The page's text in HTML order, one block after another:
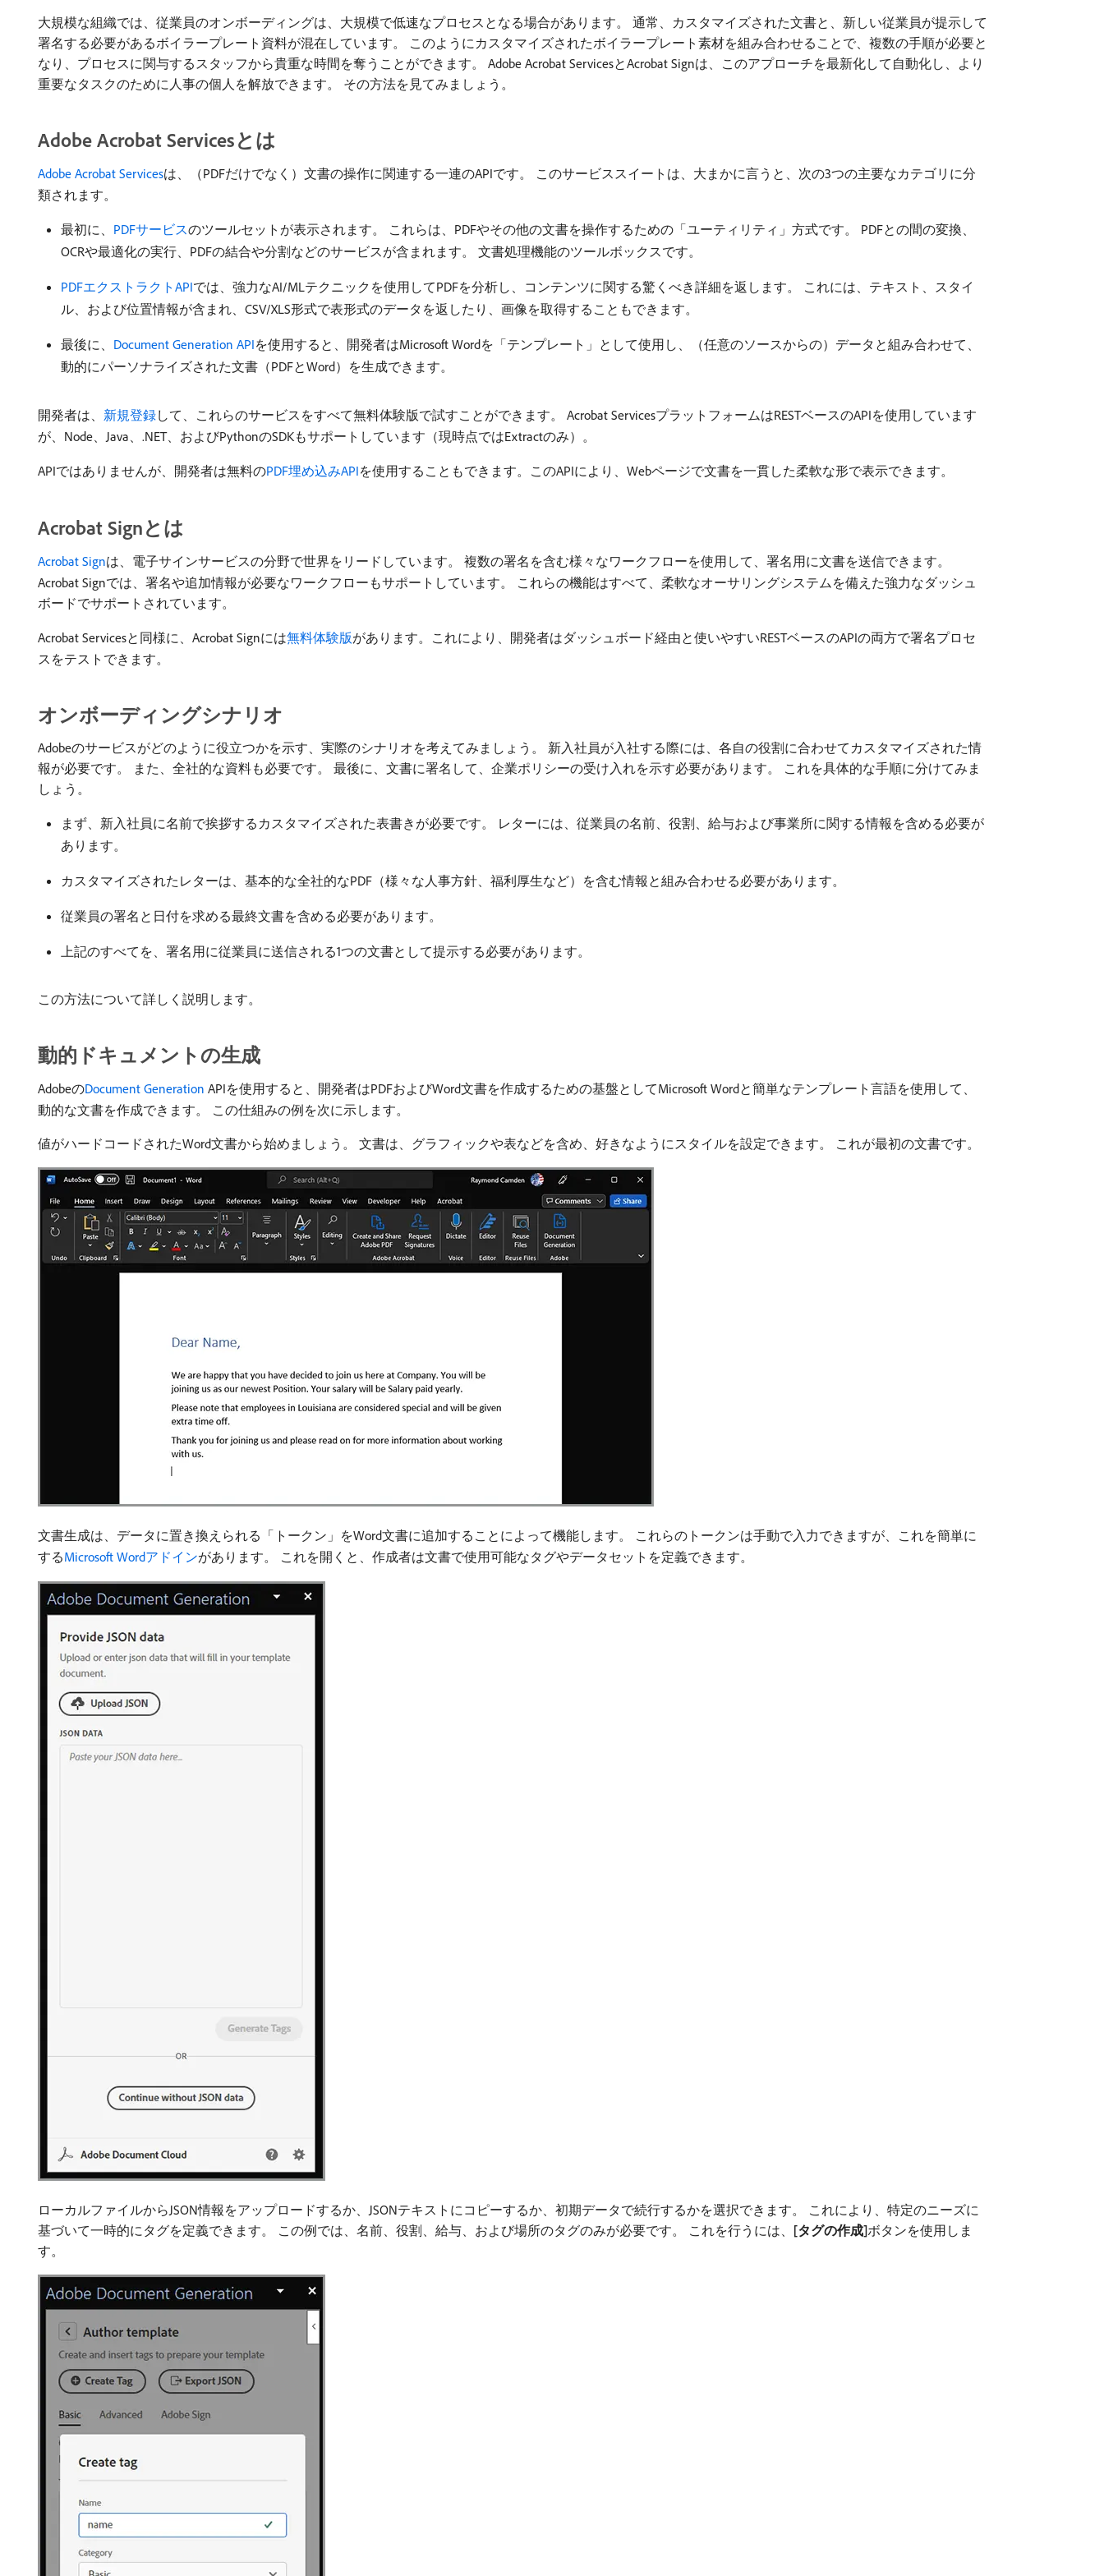
大規模な組織では、従業員のオンボーディングは、大規模で低速なプロセスとなる場合があります。 通常、カスタマイズされた文書と、新しい従業員が提示して
署名する必要があるボイラープレート資料が混在しています。 このようにカスタマイズされたボイラープレート素材を組み合わせることで、複数の手順が必要と
なり、プロセスに関与するスタッフから貴重な時間を奪うことができます。 Adobe Acrobat ServicesとAcrobat Signは、このアプローチを最新化して自動化し、より
重要なタスクのために人事の個人を解放できます。 その方法を見てみましょう。
Adobe Acrobat Servicesとは
Adobe Acrobat Servicesは、（PDFだけでなく）文書の操作に関連する一連のAPIです。 このサービススイートは、大まかに言うと、次の3つの主要なカテゴリに分
類されます。
最初に、 PDFサービスのツールセットが表示されます。 これらは、PDFやその他の文書を操作するための「ユーティリティ」方式です。 PDFとの間の変換、
OCRや最適化の実行、PDFの結合や分割などのサービスが含まれます。 文書処理機能のツールボックスです。
PDFエクストラクトAPIでは、強力なAI/MLテクニックを使用してPDFを分析し、コンテンツに関する驚くべき詳細を返します。 これには、テキスト、スタイ
ル、および位置情報が含まれ、CSV/XLS形式で表形式のデータを返したり、画像を取得することもできます。
最後に、 Document Generation APIを使用すると、開発者はMicrosoft Wordを「テンプレート」として使用し、（任意のソースからの）データと組み合わせて、
動的にパーソナライズされた文書（PDFとWord）を生成できます。
開発者は、 新規登録して、これらのサービスをすべて無料体験版で試すことができます。 Acrobat ServicesプラットフォームはRESTベースのAPIを使用しています
が、Node、Java、.NET、およびPythonのSDKもサポートしています（現時点ではExtractのみ）。
APIではありませんが、開発者は無料のPDF埋め込みAPIを使用することもできます。このAPIにより、Webページで文書を一貫した柔軟な形で表示できます。
Acrobat Signとは
Acrobat Signは、電子サインサービスの分野で世界をリードしています。 複数の署名を含む様々なワークフローを使用して、署名用に文書を送信できます。
Acrobat Signでは、署名や追加情報が必要なワークフローもサポートしています。 これらの機能はすべて、柔軟なオーサリングシステムを備えた強力なダッシュ
ボードでサポートされています。
Acrobat Servicesと同様に、Acrobat Signには無料体験版があります。これにより、開発者はダッシュボード経由と使いやすいRESTベースのAPIの両方で署名プロセ
スをテストできます。
オンボーディングシナリオ
Adobeのサービスがどのように役立つかを示す、実際のシナリオを考えてみましょう。 新入社員が入社する際には、各自の役割に合わせてカスタマイズされた情
報が必要です。 また、全社的な資料も必要です。 最後に、文書に署名して、企業ポリシーの受け入れを示す必要があります。 これを具体的な手順に分けてみま
しょう。
まず、新入社員に名前で挨拶するカスタマイズされた表書きが必要です。 レターには、従業員の名前、役割、給与および事業所に関する情報を含める必要が
あります。
カスタマイズされたレターは、基本的な全社的なPDF（様々な人事方針、福利厚生など）を含む情報と組み合わせる必要があります。
従業員の署名と日付を求める最終文書を含める必要があります。
上記のすべてを、署名用に従業員に送信される1つの文書として提示する必要があります。
この方法について詳しく説明します。
動的ドキュメントの生成
AdobeのDocument Generation APIを使用すると、開発者はPDFおよびWord文書を作成するための基盤としてMicrosoft Wordと簡単なテンプレート言語を使用して、
動的な文書を作成できます。 この仕組みの例を次に示します。
値がハードコードされたWord文書から始めましょう。 文書は、グラフィックや表などを含め、好きなようにスタイルを設定できます。 これが最初の文書です。
文書生成は、データに置き換えられる「トークン」をWord文書に追加することによって機能します。 これらのトークンは手動で入力できますが、これを簡単に
するMicrosoft Wordアドインがあります。 これを開くと、作成者は文書で使用可能なタグやデータセットを定義できます。
ローカルファイルからJSON情報をアップロードするか、JSONテキストにコピーするか、初期データで続行するかを選択できます。 これにより、特定のニーズに
基づいて一時的にタグを定義できます。 この例では、名前、役割、給与、および場所のタグのみが必要です。 これを行うには、 [タグの作成]​ボタンを使用しま
す。